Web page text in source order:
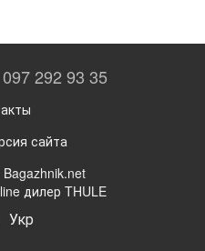
097 292 93 35
сайта
дилер THULE
Укр